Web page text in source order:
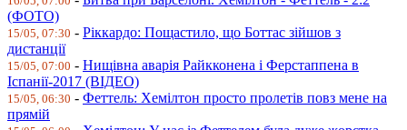
(ФОТО)
15/05, 07:30 - Ріккардо: Пощастило, що Боттас зійшов з
дистанції
15/05, 07:00 - Нищівна аварія Райкконена і Ферстаппена в
Іспанії-2017 (ВІДЕО)
15/05, 06:30 - Феттель: Хемілтон просто пролетів повз мене на
прямій